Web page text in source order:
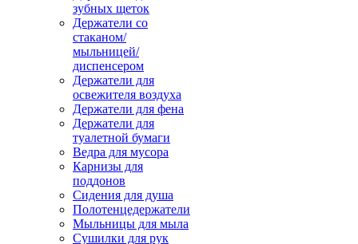
зубных щеток
Держатели со
стаканом/
мыльницей/
диспенсером
Держатели для
освежителя воздуха
Держатели для фена
Держатели для
туалетной бумаги
Ведра для мусора
Карнизы для
поддонов
Сидения для душа
Полотенцедержатели
Мыльницы для мыла
Сушилки для рук